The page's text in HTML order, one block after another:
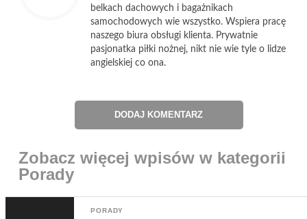
belkach dachowych i bagażnikach
samochodowych wie wszystko. Wspiera pracę
naszego biura obsługi klienta. Prywatnie
pasjonatka piłki nożnej, nikt nie wie tyle o lidze
angielskiej co ona.
DODAJ KOMENTARZ
Zobacz więcej wpisów w kategorii
Porady
PORADY